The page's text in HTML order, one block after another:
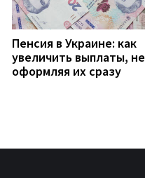
Пенсия в Украине: как
увеличить выплаты, не
оформляя их сразу